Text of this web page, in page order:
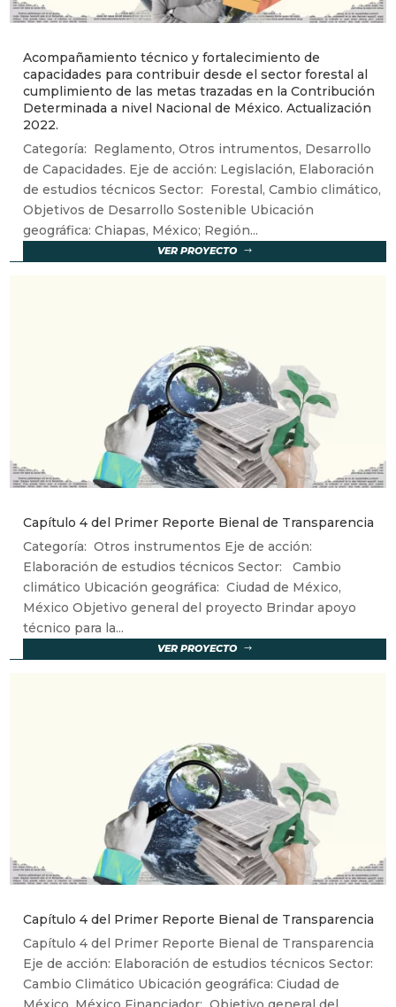
Acompañamiento técnico y fortalecimiento de
capacidades para contribuir desde el sector forestal al
cumplimiento de las metas trazadas en la Contribución
Determinada a nivel Nacional de México. Actualización
2022.
Categoría: Reglamento, Otros intrumentos, Desarrollo
de Capacidades. Eje de acción: Legislación, Elaboración
de estudios técnicos Sector: Forestal, Cambio climático,
Objetivos de Desarrollo Sostenible Ubicación
geográfica: Chiapas, México; Región...
VER PROYECTO
Capítulo 4 del Primer Reporte Bienal de Transparencia
Categoría: Otros instrumentos Eje de acción:
Elaboración de estudios técnicos Sector: Cambio
climático Ubicación geográfica: Ciudad de México,
México Objetivo general del proyecto Brindar apoyo
técnico para la...
VER PROYECTO
Capítulo 4 del Primer Reporte Bienal de Transparencia
Capítulo 4 del Primer Reporte Bienal de Transparencia
Eje de acción: Elaboración de estudios técnicos Sector:
Cambio Climático Ubicación geográfica: Ciudad de